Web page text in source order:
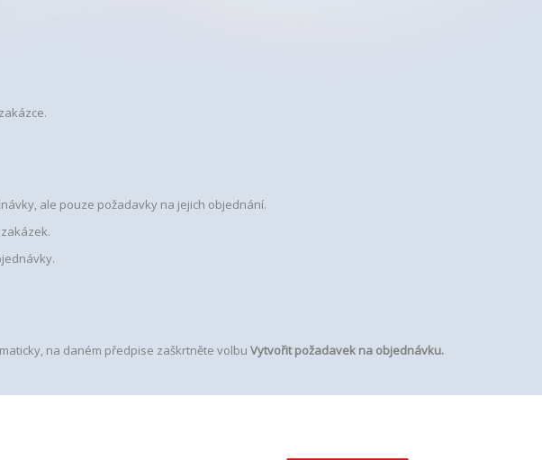
ale pouze požadavky na jejich objednání.
na daném předpise zaškrtněte volbu Vytvořit požadavek na objednávku.